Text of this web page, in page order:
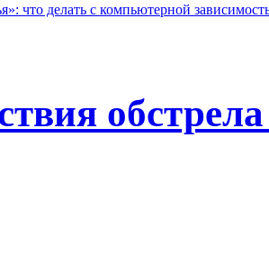
что делать с компьютерной